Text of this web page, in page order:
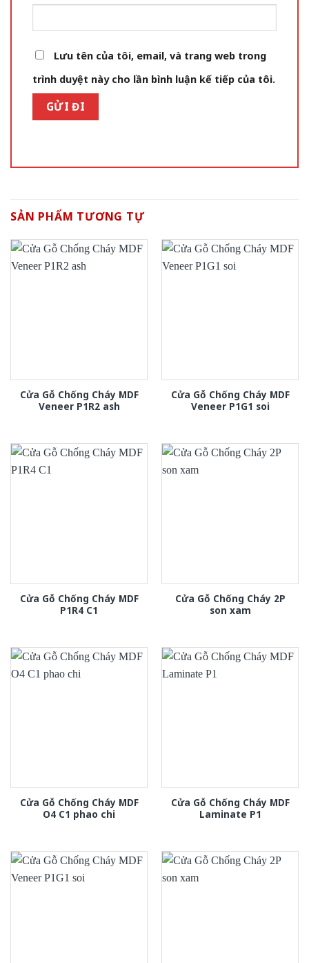
Lưu tên của tôi, email, và trang web trong
trình duyệt này cho lần bình luận kế tiếp của tôi.
SẢN PHẨM TƯƠNG TỰ
Cửa Gỗ Chống Cháy MDF
Veneer P1R2 ash
Cửa Gỗ Chống Cháy MDF
Veneer P1G1 soi
Cửa Gỗ Chống Cháy MDF
P1R4 C1
Cửa Gỗ Chống Cháy 2P
son xam
Cửa Gỗ Chống Cháy MDF
O4 C1 phao chi
Cửa Gỗ Chống Cháy MDF
Laminate P1